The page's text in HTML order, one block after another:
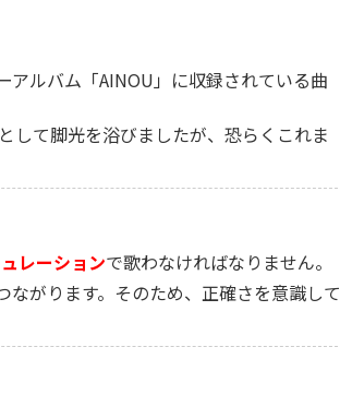
アルバム「AINOU」に収録されている曲
して脚光を浴びましたが、恐らくこれま
レーションで歌わなければなりません。
がります。そのため、正確さを意識して